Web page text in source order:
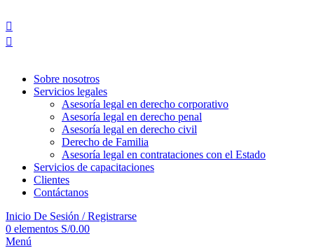
Sobre nosotros
Servicios legales
Asesoría legal en derecho corporativo
Asesoría legal en derecho penal
Asesoría legal en derecho civil
Derecho de Familia
Asesoría legal en contrataciones con el Estado
Servicios de capacitaciones
Clientes
Contáctanos
Inicio De Sesión / Registrarse
0 elementos S/0.00
Menú